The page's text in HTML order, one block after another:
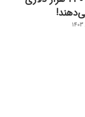
۷۶ درصدی تپ‌سواپ در اولین روز